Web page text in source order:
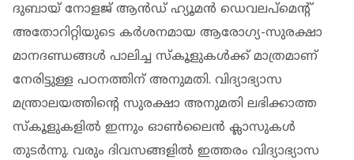
ദുബായ് നോളജ് ആന്‍ഡ് ഹ്യൂമന്‍ ഡെവലപ്മെന്റ്
അതോറിറ്റിയുടെ കര്‍ശനമായ ആരോഗ്യ-സുരക്ഷാ
മാനദണ്ഡങ്ങള്‍ പാലിച്ച സ്‌കൂളുകള്‍ക്ക് മാത്രമാണ്
നേരിട്ടുള്ള പഠനത്തിന് അനുമതി. വിദ്യാഭ്യാസ
മന്ത്രാലയത്തിന്റെ സുരക്ഷാ അനുമതി ലഭിക്കാത്ത
സ്‌കൂളുകളില്‍ ഇന്നും ഓണ്‍ലൈന്‍ ക്ലാസുകള്‍
തുടര്‍ന്നു. വരും ദിവസങ്ങളില്‍ ഇത്തരം വിദ്യാഭ്യാസ